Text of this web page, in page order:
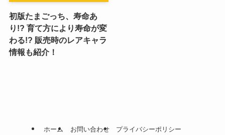
初版たまごっち、寿命あ
り!? 育て方により寿命が変
わる!? 販売時のレアキャラ
情報も紹介！
ホーム お問い合わせ プライバシーポリシー